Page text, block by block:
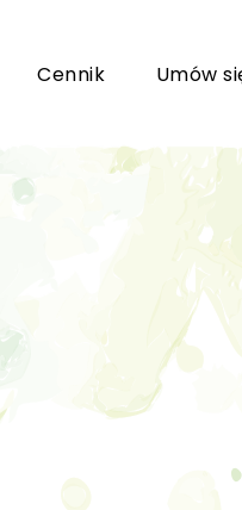
Cennik Umów
bariatryczne
dzieci i
rodzinna
Trening Umiejętności